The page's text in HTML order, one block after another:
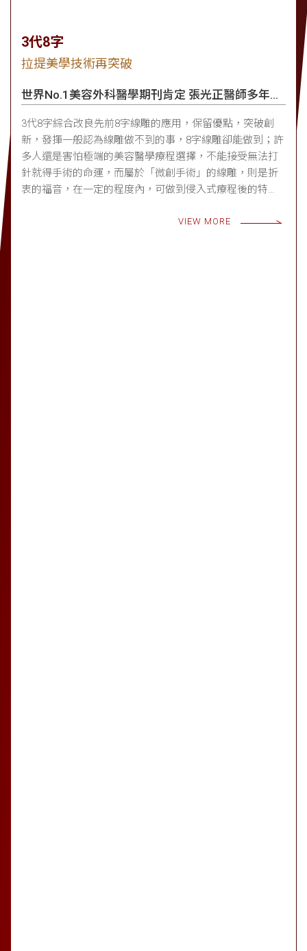
3代8字
拉提美學技術再突破
世界No.1美容外科醫學期刊肯定 張光正醫師多年研
3代8字綜合改良先前8字線雕的應用，保留優點，突破創
新，發揮一般認為線雕做不到的事，8字線雕卻能做到；許
多人還是害怕極端的美容醫學療程選擇，不能接受無法打
針就得手術的命運，而屬於「微創手術」的線雕，則是折
衷的福音，在一定的程度內，可做到侵入式療程後的特
VIEW MORE